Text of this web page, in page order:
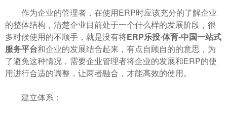
作为企业的管理者，在使用ERP时应该充分的了解企业
的整体结构，清楚企业目前处于一个什么样的发展阶段，很
多时候使用的不顺手，就是没有将ERP乐投·体育-中国一站式
服务平台和企业的发展结合起来，有点自顾自的的意思，为
了避免这种情况，需要企业管理者将企业的发展和ERP的使
用进行合适的调整，让两者融合，才能高效的使用。
建立体系：